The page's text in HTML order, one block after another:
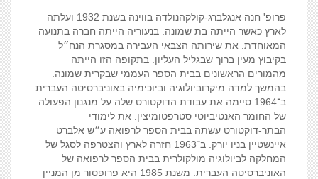
פרופ' חנה אנגלברג-קולקהנולדה בווינה בשנת 1932 ועלתה
לארץ כאשר הייתה בת שמונה
בנעוריה הייתה חברה בתנועה
המאוחדת את שירותה הצבאי העבירה במסגרת הנח״ל
בקיבוץ מעין ברוך שבגליל העליון
בתקופה הזו הייתה
מהמורים הראשונים בבית הספר העממי שבקרית שמונה
בהמשך למדה מיקרוביולוגיה וביוכימיה באוניברסיטה העברית
ב־1964 סיימה את עבודת הדוקטורט שלה על מנגנון הפעולה
של החומר האנטיביוטי סטרפטומיצין
את לימודי
הבתר-דוקטורט עשתה בבית הספר לרפואה ע״ש אלברט
איינשטיין בניו יורק ב־1963 חזרה לארץ והצטרפה לסגל של
המחלקה לביולוגיה מולקולרית בבית הספר לרפואה של
האוניברסיטה העברית משנת 1985 היא פרופסור מן המניין